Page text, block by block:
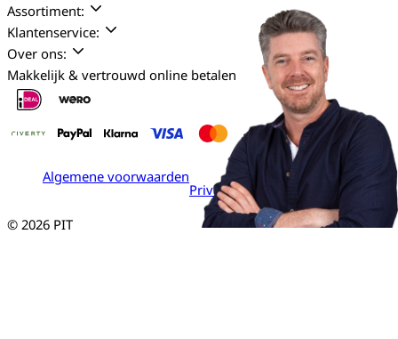
Assortiment:
Klantenservice:
Over ons:
Makkelijk & vertrouwd online betalen
Algemene voorwaarden
Privacy verklaring
© 2026 PIT